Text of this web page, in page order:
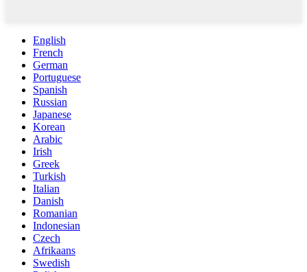
English
French
German
Portuguese
Spanish
Russian
Japanese
Korean
Arabic
Irish
Greek
Turkish
Italian
Danish
Romanian
Indonesian
Czech
Afrikaans
Swedish